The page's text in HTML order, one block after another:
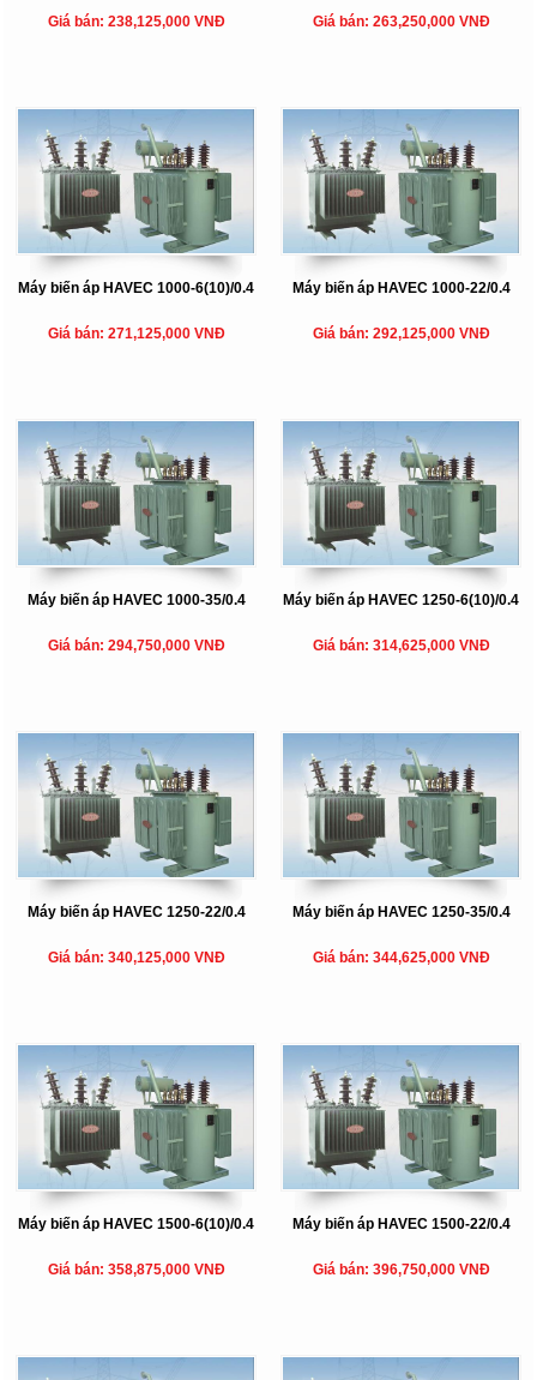
Giá bán: 238,125,000 VNĐ Giá bán: 263,250,000 VNĐ
Máy biến áp HAVEC 1000-6(10)/0.4
Giá bán: 271,125,000 VNĐ
Máy biến áp HAVEC 1000-22/0.4
Giá bán: 292,125,000 VNĐ
Máy biến áp HAVEC 1000-35/0.4
Giá bán: 294,750,000 VNĐ
Máy biến áp HAVEC 1250-6(10)/0.4
Giá bán: 314,625,000 VNĐ
Máy biến áp HAVEC 1250-22/0.4
Giá bán: 340,125,000 VNĐ
Máy biến áp HAVEC 1250-35/0.4
Giá bán: 344,625,000 VNĐ
Máy biến áp HAVEC 1500-6(10)/0.4
Giá bán: 358,875,000 VNĐ
Máy biến áp HAVEC 1500-22/0.4
Giá bán: 396,750,000 VNĐ